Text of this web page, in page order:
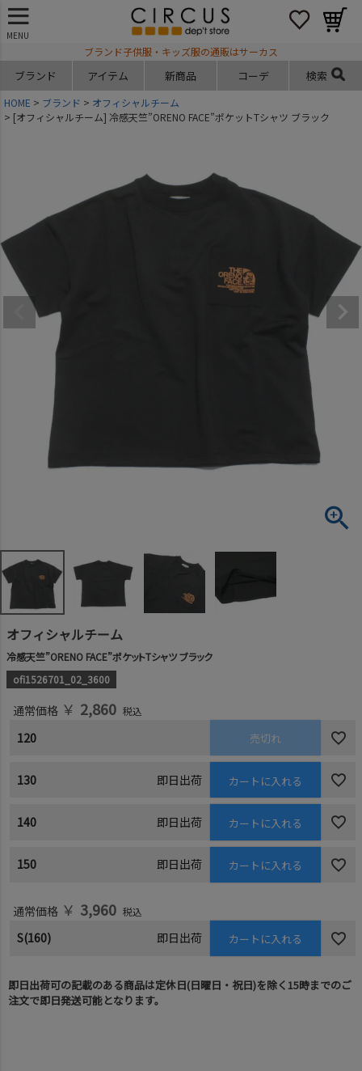
MENU
ブランド子供服・キッズ服の通販はサーカス
ブランド アイテム 新商品 コーデ 検索
HOME ブランド
オフィシャルチーム
[オフィシャルチーム] 冷感天竺”ORENO FACE”ポケットTシャツ ブラック
オフィシャルチーム
冷感天竺”ORENO FACE”ポケットTシャツ ブラック
ofi1526701_02_3600
通常価格 ￥ 2,860 税込
120 売切れ
130 即日出荷 カートに入れる
140 即日出荷 カートに入れる
150 即日出荷 カートに入れる
通常価格 ￥ 3,960 税込
S(160) 即日出荷 カートに入れる
即日出荷可の記載のある商品は定休日(日曜日・祝日)を除く15時までのご
注文で即日発送可能となります。